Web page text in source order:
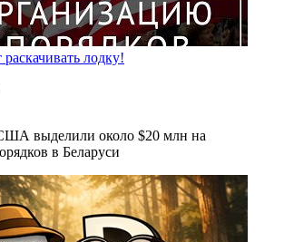
лодку!
выделили около $20 млн на
в Беларуси